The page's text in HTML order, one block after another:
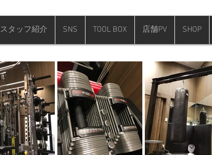
スタッフ紹介 SNS TOOL BOX 店舗PV SHOP